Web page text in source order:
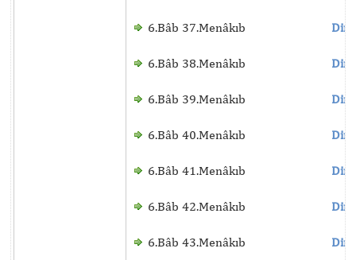
6.Bâb 37.Menâkıb
6.Bâb 38.Menâkıb
6.Bâb 39.Menâkıb
6.Bâb 40.Menâkıb
6.Bâb 41.Menâkıb
6.Bâb 42.Menâkıb
6.Bâb 43.Menâkıb